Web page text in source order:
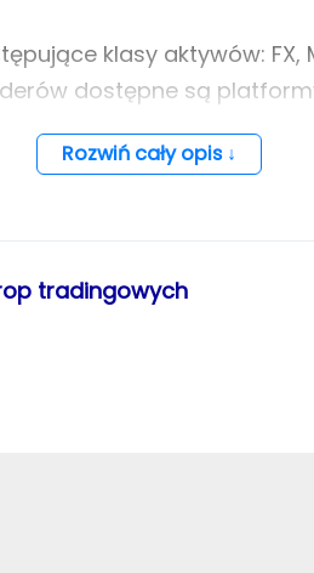
klasy aktywów: FX,
dostępne są
jaką może uzyskać
i kwartalny cel 5%
Rozwiń cały opis ↓
tradingowych